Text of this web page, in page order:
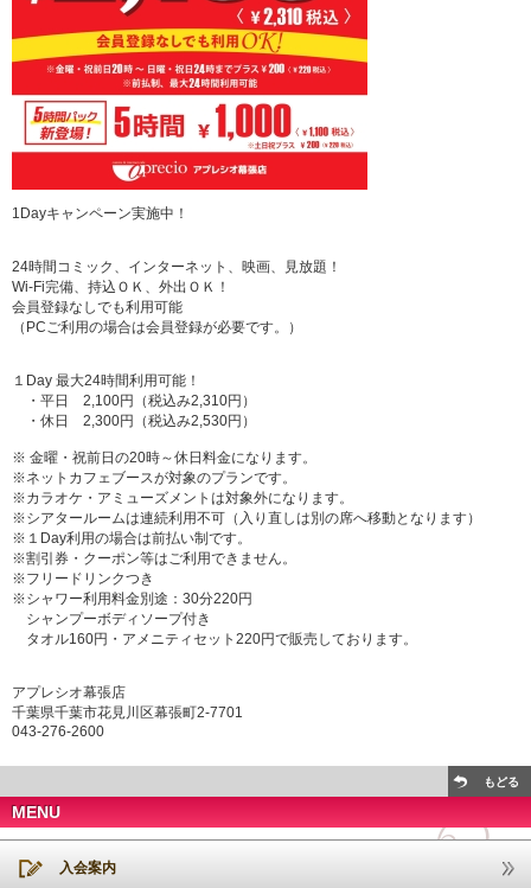
1Dayキャンペーン実施中！
24時間コミック、インターネット、映画、見放題！
Wi-Fi完備、持込ＯＫ、外出ＯＫ！
会員登録なしでも利用可能
（PCご利用の場合は会員登録が必要です。）
１Day 最大24時間利用可能！
・平日 2,100円（税込み2,310円）
・休日 2,300円（税込み2,530円）
※ 金曜・祝前日の20時～休日料金になります。
※ネットカフェブースが対象のプランです。
※カラオケ・アミューズメントは対象外になります。
※シアタールームは連続利用不可（入り直しは別の席へ移動となります）
※１Day利用の場合は前払い制です。
※割引券・クーポン等はご利用できません。
※フリードリンクつき
※シャワー利用料金別途：30分220円
シャンプーボディソープ付き
タオル160円・アメニティセット220円で販売しております。
アプレシオ幕張店
千葉県千葉市花見川区幕張町2-7701
043-276-2600
もどる
MENU
入会案内